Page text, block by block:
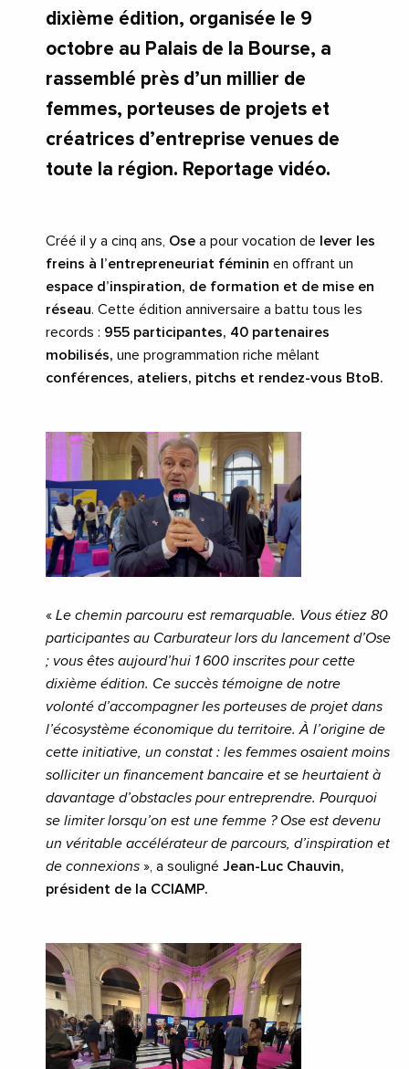
dixième édition, organisée le 9
octobre au Palais de la Bourse, a
rassemblé près d’un millier de
femmes, porteuses de projets et
créatrices d’entreprise venues de
toute la région. Reportage vidéo.
Créé il y a cinq ans, Ose a pour vocation de
lever les
freins à l’entrepreneuriat féminin en offrant un
espace d’inspiration, de formation et de mise en
réseau. Cette édition anniversaire a battu tous les
records : 955 participantes, 40 partenaires
mobilisés, une programmation riche mêlant
conférences, ateliers, pitchs et rendez-vous BtoB.
« Le chemin parcouru est remarquable. Vous étiez 80
participantes au Carburateur lors du lancement d’Ose
; vous êtes aujourd’hui 1 600 inscrites pour cette
dixième édition. Ce succès témoigne de notre
volonté d’accompagner les porteuses de projet dans
l’écosystème économique du territoire. À l’origine de
cette initiative, un constat : les femmes osaient moins
solliciter un financement bancaire et se heurtaient à
davantage d’obstacles pour entreprendre. Pourquoi
se limiter lorsqu’on est une femme ? Ose est devenu
un véritable accélérateur de parcours, d’inspiration et
de connexions », a souligné Jean-Luc Chauvin,
président de la CCIAMP.